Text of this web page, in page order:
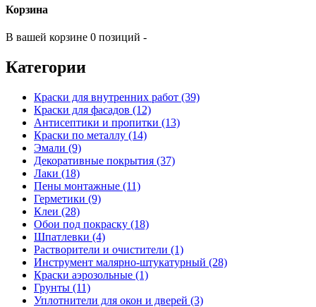
Корзина
В вашей корзине 0 позиций -
Категории
Краски для внутренних работ (39)
Краски для фасадов (12)
Антисептики и пропитки (13)
Краски по металлу (14)
Эмали (9)
Декоративные покрытия (37)
Лаки (18)
Пены монтажные (11)
Герметики (9)
Клеи (28)
Обои под покраску (18)
Шпатлевки (4)
Растворители и очистители (1)
Инструмент малярно-штукатурный (28)
Краски аэрозольные (1)
Грунты (11)
Уплотнители для окон и дверей (3)